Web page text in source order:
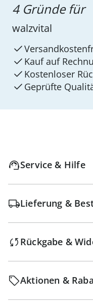
4 Gründe für
walzvital
Kauf auf
Kostenloser
Geprüfte
Service & Hilfe
Lieferung &
Rückgabe &
Aktionen &